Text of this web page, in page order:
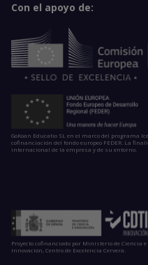
Con el apoyo de:
GoKoan Educatio SL en el marco del programa
cofinanciación del fondo europeo FEDER. La
internacional de la empresa y de su entorno.
Proyecto cofinanciado por Ministerio de Ciencia e
Innovación, Centro de Excelencia Cervera.